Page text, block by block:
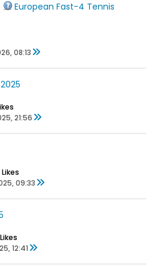
European Fast-4 Tennis
08:13
21:56
09:33
12:41